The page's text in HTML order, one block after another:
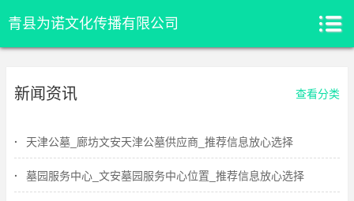
青县为诺文化传播有限公司
新闻资讯 查看分类
天津公墓_廊坊文安天津公墓供应商_推荐信息放心选择
墓园服务中心_文安墓园服务中心位置_推荐信息放心选择